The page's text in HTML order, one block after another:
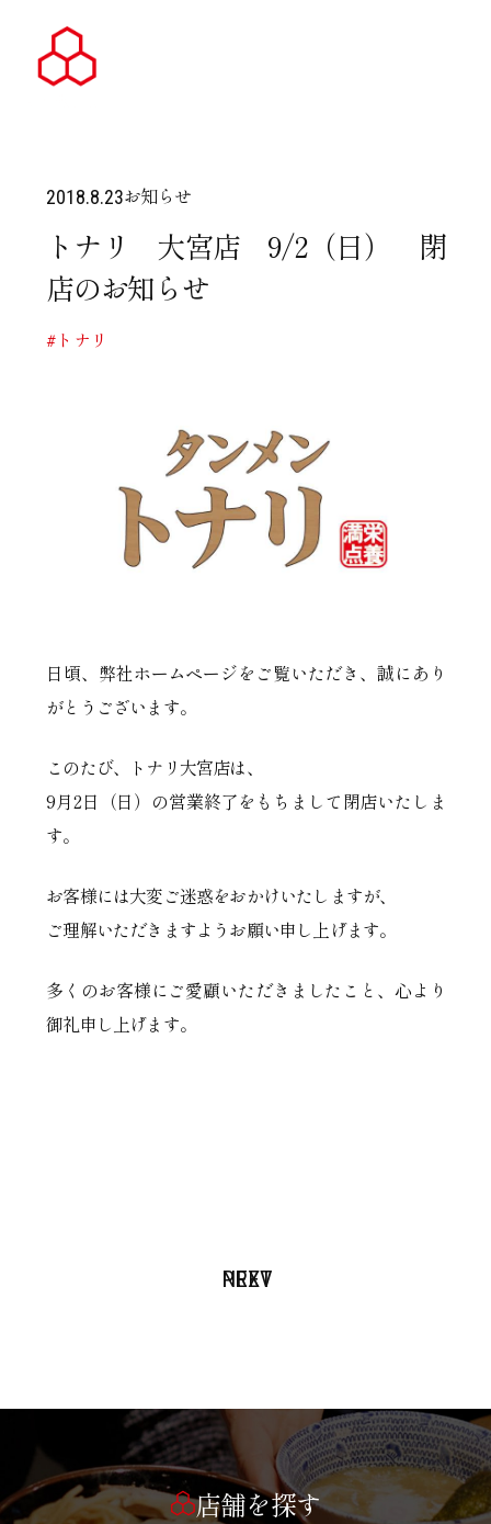
2018.8.23お知らせ
トナリ 大宮店 9/2（日） 閉
店のお知らせ
#トナリ
日頃、弊社ホームページをご覧いただき、誠にあり
がとうございます。
このたび、トナリ大宮店は、
9月2日（日）の営業終了をもちまして閉店いたしま
す。
お客様には大変ご迷惑をおかけいたしますが、
ご理解いただきますようお願い申し上げます。
多くのお客様にご愛顧いただきましたこと、心より
御礼申し上げます。
PREV
NEXT
店舗を探す